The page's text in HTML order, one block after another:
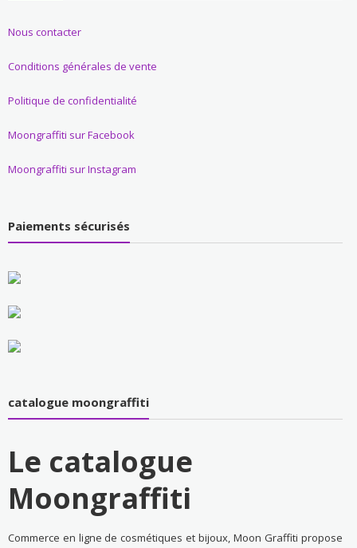
Nous contacter
Conditions générales de vente
Politique de confidentialité
Moongraffiti sur Facebook
Moongraffiti sur Instagram
Paiements sécurisés
catalogue moongraffiti
Le catalogue
Moongraffiti
Commerce en ligne de cosmétiques et bijoux, Moon Graffiti propose